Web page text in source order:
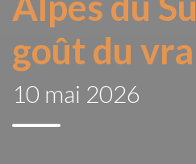
goût du
10 mai 2026